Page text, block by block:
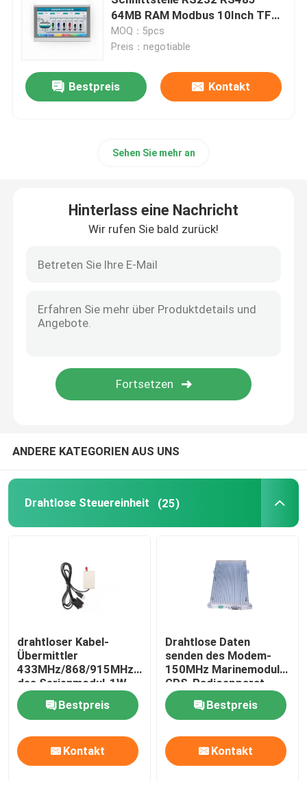
Company News
Drahtlose Steuereinheit
Modul des Radioapparat-I O
Zugang des Radioapparat-4G
ANZEIGEN-DA-Konverter
Menschliche Maschinen-Schnittstelle HMI
Programmierbarer Logik-Prüfer PLC
64MB RAM Modbus 10Inch TFT
LCD
MOQ：5pcs
Preis：negotiable
Bestpreis Kontakt
Sehen Sie mehr an
Hinterlass eine Nachricht
Wir rufen Sie bald zurück!
ANDERE KATEGORIEN AUS UNS
Drahtlose Steuereinheit (25)
drahtloser Kabel-
Übermittler
433MHz/868/915MHz
des Serienmodul-1W
mit
Plastikeinschließung
RS232
Bestpreis
Kontakt
Drahtlose Daten
senden des Modem-
150MHz Marinemodul
GPS-Radioapparat-
Steuerung der
Datenübertragungs-
20km
Bestpreis
Kontakt